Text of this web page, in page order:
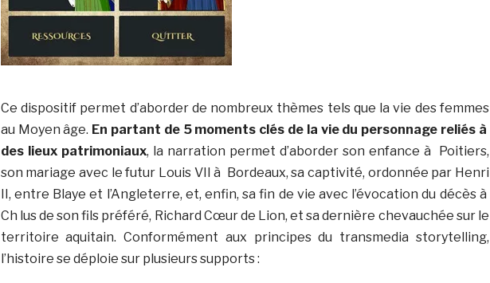
Ce dispositif permet d’aborder de nombreux thèmes tels que la vie des femmes
au Moyen âge. En partant de 5 moments clés de la vie du personnage reliés à
des lieux patrimoniaux, la narration permet d’aborder son enfance à Poitiers,
son mariage avec le futur Louis VII à Bordeaux, sa captivité, ordonnée par Henri
II, entre Blaye et l’Angleterre, et, enfin, sa fin de vie avec l’évocation du décès à
Ch lus de son fils préféré, Richard Cœur de Lion, et sa dernière chevauchée sur le
territoire aquitain. Conformément aux principes du transmedia storytelling,
l’histoire se déploie sur plusieurs supports :